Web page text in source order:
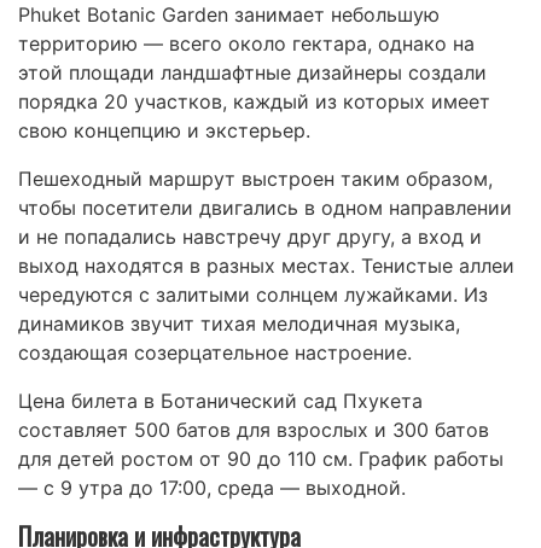
Phuket Botanic Garden занимает небольшую
территорию — всего около гектара, однако на
этой площади ландшафтные дизайнеры создали
порядка 20 участков, каждый из которых имеет
свою концепцию и экстерьер.
Пешеходный маршрут выстроен таким образом,
чтобы посетители двигались в одном направлении
и не попадались навстречу друг другу, а вход и
выход находятся в разных местах. Тенистые аллеи
чередуются с залитыми солнцем лужайками. Из
динамиков звучит тихая мелодичная музыка,
создающая созерцательное настроение.
Цена билета в Ботанический сад Пхукета
составляет 500 батов для взрослых и 300 батов
для детей ростом от 90 до 110 см. График работы
— с 9 утра до 17:00, среда — выходной.
Планировка и инфраструктура